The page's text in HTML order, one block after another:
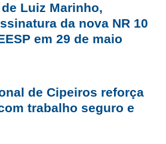
Luiz Marinho,
da nova NR 10
em 29 de maio
de Cipeiros reforça
trabalho seguro e